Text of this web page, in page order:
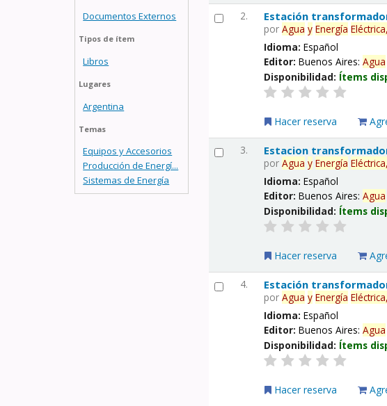
Documentos Externos
Tipos de ítem
Libros
Lugares
Argentina
Temas
Equipos y Accesorios
Producción de Energí...
Sistemas de Energía
2. Estación
porAgua y Energía Eléctrica,
Idioma:Español
Editor:Buenos Aires:Agua
Disponibilidad: Ítems
Hacer reserva
3. Estacion
porAgua y Energía Eléctrica,
Idioma:Español
Editor:Buenos Aires:Agua
Disponibilidad: Ítems
Hacer reserva
4. Estación
porAgua y Energía Eléctrica,
Idioma:Español
Editor:Buenos Aires:Agua
Disponibilidad: Ítems
Hacer reserva